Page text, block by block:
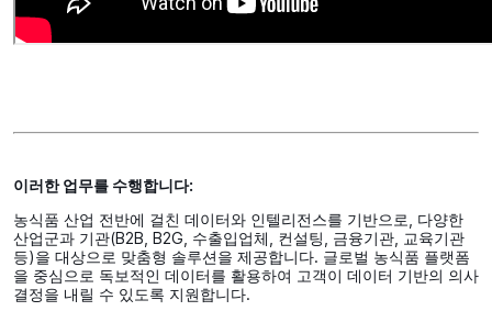
이러한 업무를 수행합니다:
농식품 산업 전반에 걸친 데이터와 인텔리전스를 기반으로, 다양한
산업군과 기관(B2B, B2G, 수출입업체, 컨설팅, 금융기관, 교육기관
등)을 대상으로 맞춤형 솔루션을 제공합니다. 글로벌 농식품 플랫폼
을 중심으로 독보적인 데이터를 활용하여 고객이 데이터 기반의 의사
결정을 내릴 수 있도록 지원합니다.